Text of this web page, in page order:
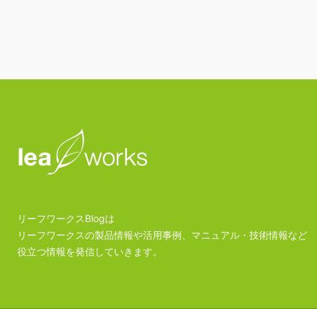
リーフワークスBlogは
リーフワークスの製品情報や活用事例、マニュアル・技術情報など
役立つ情報を発信していきます。